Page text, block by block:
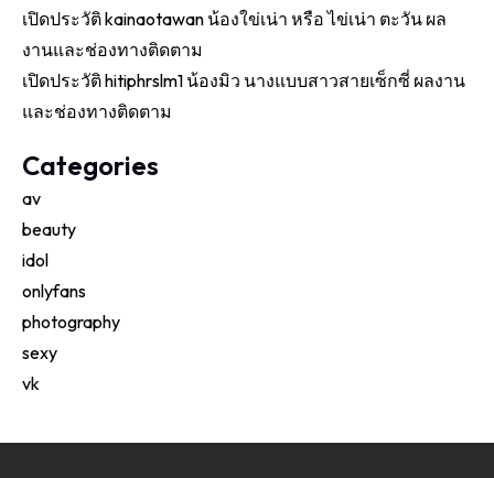
เปิดประวัติ kainaotawan น้องใข่เน่า หรือ ไข่เน่า ตะวัน ผล
งานและช่องทางติดตาม
เปิดประวัติ hitiphrslm1 น้องมิว นางแบบสาวสายเซ็กซี่ ผลงาน
และช่องทางติดตาม
Categories
av
beauty
idol
onlyfans
photography
sexy
vk